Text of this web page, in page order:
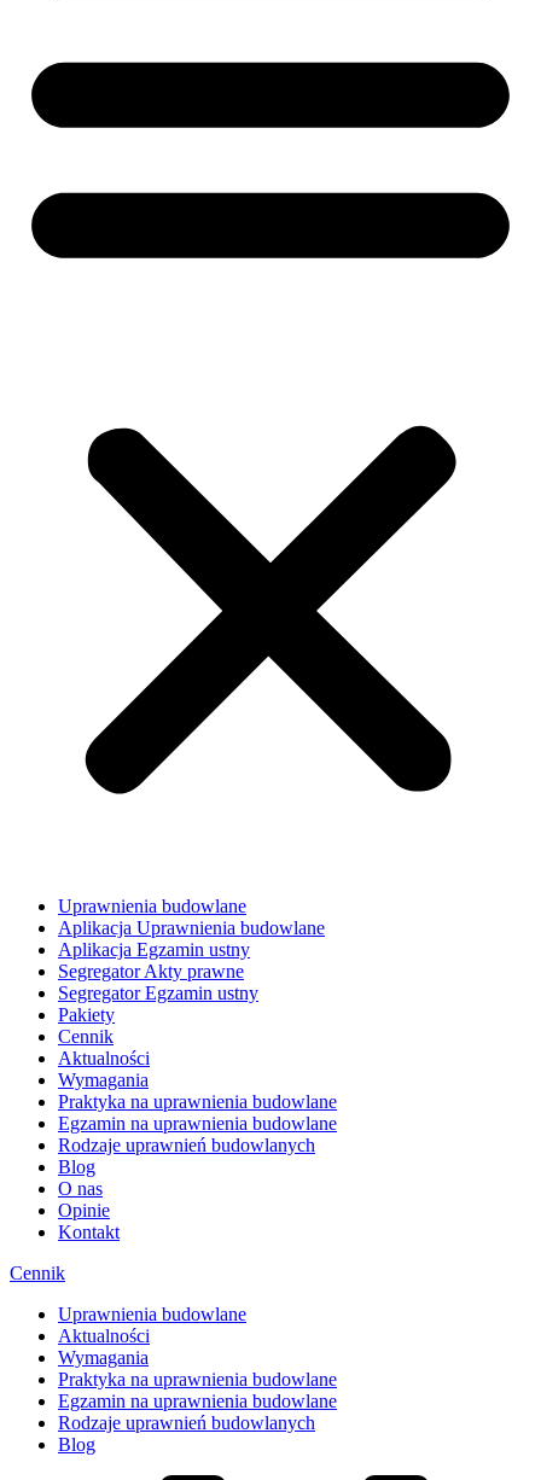
Uprawnienia budowlane
Aplikacja Uprawnienia budowlane
Aplikacja Egzamin ustny
Segregator Akty prawne
Segregator Egzamin ustny
Pakiety
Cennik
Aktualności
Wymagania
Praktyka na uprawnienia budowlane
Egzamin na uprawnienia budowlane
Rodzaje uprawnień budowlanych
Blog
O nas
Opinie
Kontakt
Cennik
Uprawnienia budowlane
Aktualności
Wymagania
Praktyka na uprawnienia budowlane
Egzamin na uprawnienia budowlane
Rodzaje uprawnień budowlanych
Blog